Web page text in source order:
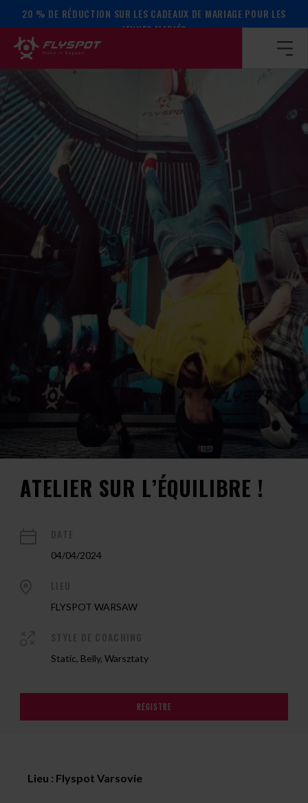
20 % DE RÉDUCTION SUR LES CADEAUX DE MARIAGE POUR LES
JEUNES MARIÉS
Page d’accueil / Calendrier des événements / ATELIER SUR
ATELIER SUR L’ÉQUILIBRE !
04/04/2024
FLYSPOT WARSAW
Static, Belly, Warsztaty
REGISTRE
Lieu : Flyspot Varsovie